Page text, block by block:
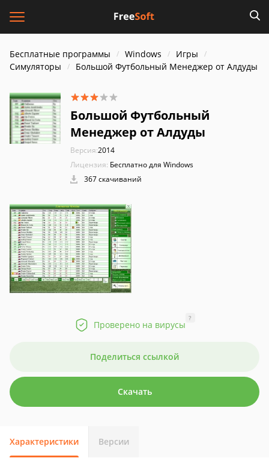
Бесплатные программы Windows
Игры
Симуляторы
Большой Футбольный Менеджер от Алдуды
Большой Футбольный
Менеджер от Алдуды
Версия:2014
Лицензия: Бесплатно для Windows
367 скачиваний
Проверено на вирусы
?
Поделиться ссылкой
Скачать
Характеристики Версии